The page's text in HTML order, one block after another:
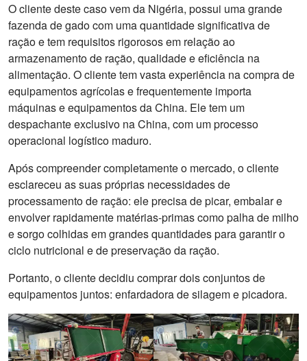
O cliente deste caso vem da Nigéria, possui uma grande
fazenda de gado com uma quantidade significativa de
ração e tem requisitos rigorosos em relação ao
armazenamento de ração, qualidade e eficiência na
alimentação. O cliente tem vasta experiência na compra de
equipamentos agrícolas e frequentemente importa
máquinas e equipamentos da China. Ele tem um
despachante exclusivo na China, com um processo
operacional logístico maduro.
Após compreender completamente o mercado, o cliente
esclareceu as suas próprias necessidades de
processamento de ração: ele precisa de picar, embalar e
envolver rapidamente matérias-primas como palha de milho
e sorgo colhidas em grandes quantidades para garantir o
ciclo nutricional e de preservação da ração.
Portanto, o cliente decidiu comprar dois conjuntos de
equipamentos juntos: enfardadora de silagem e picadora.